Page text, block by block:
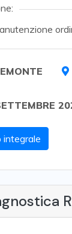
integrale